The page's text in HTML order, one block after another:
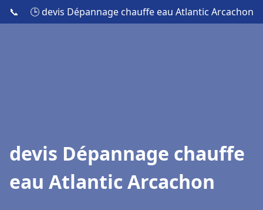
📞 🕒 devis Dépannage chauffe eau Atlantic Arcachon
devis Dépannage chauffe
eau Atlantic Arcachon